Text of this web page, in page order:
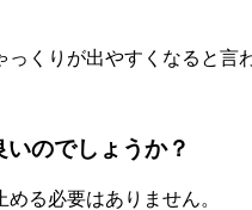
っくりが出やすくなると
のでしょうか？
る必要はありません。